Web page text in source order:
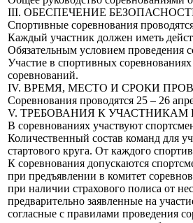
III. ОБЕСПЕЧЕНИЕ
Спортивные соревнования
Каждый участник должен иметь
Обязательным условием проведения
Участие в спортивных
соревнований.
IV. ВРЕМЯ, МЕСТО И СРОКИ
Соревнования проводятся 25 – 26
V. ТРЕБОВАНИЯ К
В соревнованиях участвуют
Количественный состав команд для
стартового круга. От каждого
К соревнования допускаются
при предъявлении в комитет
при наличии страхового полиса от
предварительно заявленные на
согласные с правилами проведения